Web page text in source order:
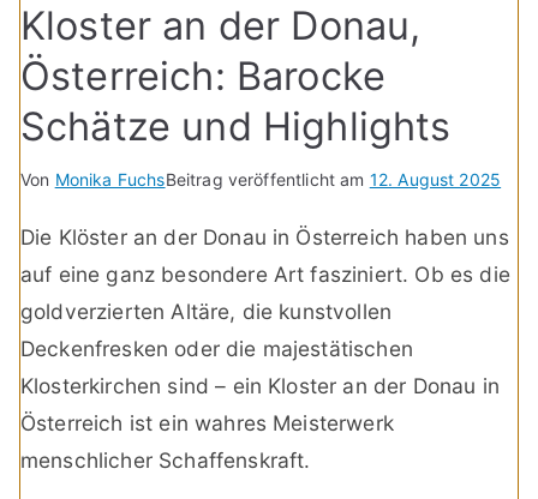
Kloster an der Donau,
Österreich: Barocke
Schätze und Highlights
Von Monika FuchsBeitrag veröffentlicht am 12. August 2025
Die Klöster an der Donau in Österreich haben uns
auf eine ganz besondere Art fasziniert. Ob es die
goldverzierten Altäre, die kunstvollen
Deckenfresken oder die majestätischen
Klosterkirchen sind – ein Kloster an der Donau in
Österreich ist ein wahres Meisterwerk
menschlicher Schaffenskraft.